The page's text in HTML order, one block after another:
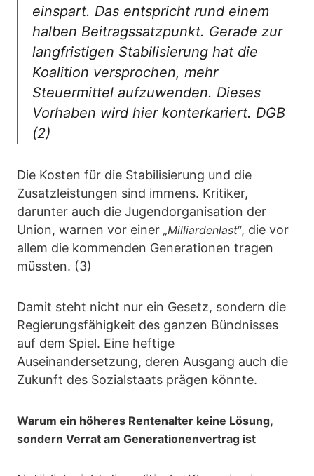
einspart. Das entspricht rund einem
halben Beitragssatzpunkt. Gerade zur
langfristigen Stabilisierung hat die
Koalition versprochen, mehr
Steuermittel aufzuwenden. Dieses
Vorhaben wird hier konterkariert. DGB
(2)
Die Kosten für die Stabilisierung und die
Zusatzleistungen sind immens. Kritiker,
darunter auch die Jugendorganisation der
Union, warnen vor einer „Milliardenlast“, die vor
allem die kommenden Generationen tragen
müssten. (3)
Damit steht nicht nur ein Gesetz, sondern die
Regierungsfähigkeit des ganzen Bündnisses
auf dem Spiel. Eine heftige
Auseinandersetzung, deren Ausgang auch die
Zukunft des Sozialstaats prägen könnte.
Warum ein höheres Rentenalter keine Lösung,
sondern Verrat am Generationenvertrag ist